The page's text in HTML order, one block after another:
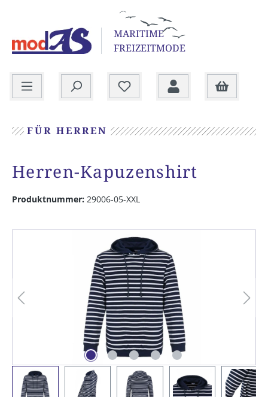
MARITIME
FREIZEITMODE
FÜR HERREN
Herren-Kapuzenshirt
Produktnummer: 29006-05-XXL